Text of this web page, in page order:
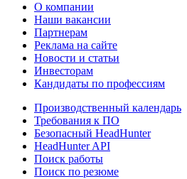
О компании
Наши вакансии
Партнерам
Реклама на сайте
Новости и статьи
Инвесторам
Кандидаты по профессиям
Производственный календарь
Требования к ПО
Безопасный HeadHunter
HeadHunter API
Поиск работы
Поиск по резюме